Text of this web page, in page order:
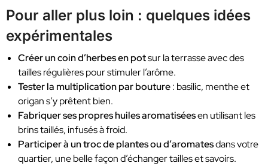
Pour aller plus loin : quelques idées
expérimentales
Créer un coin d’herbes en potsur la terrasse avec des
tailles régulières pour stimuler l’arôme.
Tester la multiplication par bouture: basilic, menthe et
origan s’y prêtent bien.
Fabriquer ses propres huiles aromatiséesen utilisant les
brins taillés, infusés à froid.
Participer à un troc de plantes ou d’aromatesdans votre
quartier, une belle façon d’échanger tailles et savoirs.